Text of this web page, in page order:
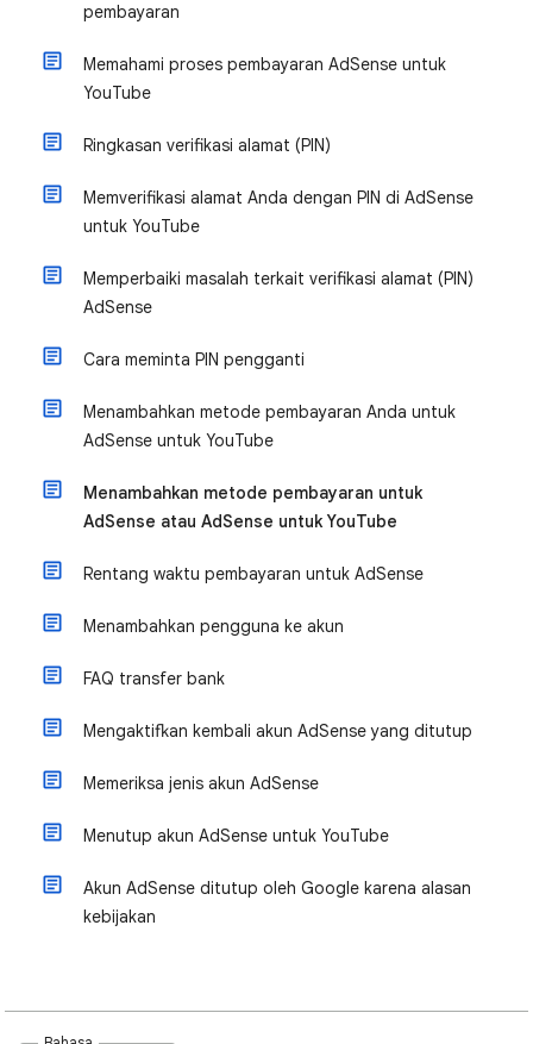
pembayaran
Memahami proses pembayaran AdSense untuk
YouTube
Ringkasan verifikasi alamat (PIN)
Memverifikasi alamat Anda dengan PIN di AdSense
untuk YouTube
Memperbaiki masalah terkait verifikasi alamat (PIN)
AdSense
Cara meminta PIN pengganti
Menambahkan metode pembayaran Anda untuk
AdSense untuk YouTube
Menambahkan metode pembayaran untuk
AdSense atau AdSense untuk YouTube
Rentang waktu pembayaran untuk AdSense
Menambahkan pengguna ke akun
FAQ transfer bank
Mengaktifkan kembali akun AdSense yang ditutup
Memeriksa jenis akun AdSense
Menutup akun AdSense untuk YouTube
Akun AdSense ditutup oleh Google karena alasan
kebijakan